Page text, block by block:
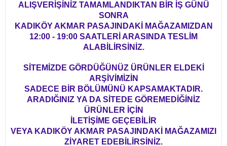
ALIŞVERİŞİNİZ TAMAMLANDIKTAN BİR İŞ GÜNÜ
SONRA
KADIKÖY AKMAR PASAJINDAKİ MAĞAZAMIZDAN
12:00 - 19:00 SAATLERİ ARASINDA TESLİM
ALABİLİRSİNİZ.
SİTEMİZDE GÖRDÜĞÜNÜZ ÜRÜNLER ELDEKİ
ARŞİVİMİZİN
SADECE BİR BÖLÜMÜNÜ KAPSAMAKTADIR.
ARADIĞINIZ YA DA SİTEDE GÖREMEDİĞİNİZ
ÜRÜNLER İÇİN
İLETİŞİME GEÇEBİLİR
VEYA KADIKÖY AKMAR PASAJINDAKİ MAĞAZAMIZI
ZİYARET EDEBİLİRSİNİZ.